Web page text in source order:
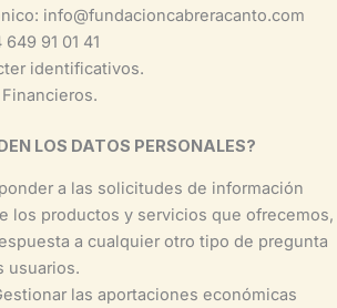
info@fundacioncabreracanto.com
91 01 41
identificativos.
LOS DATOS PERSONALES?
a las solicitudes de información
los productos y servicios que ofrecemos,
a cualquier otro tipo de pregunta
usuarios.
las aportaciones económicas